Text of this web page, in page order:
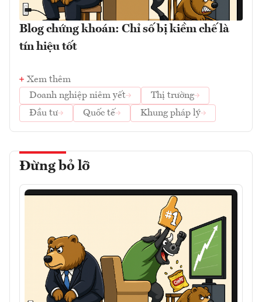
Blog chứng khoán: Chỉ số bị kiềm chế là
tín hiệu tốt
Xem thêm
Doanh nghiệp niêm yết
Thị trường
Đầu tư
Quốc tế Khung pháp lý
Đừng bỏ lỡ